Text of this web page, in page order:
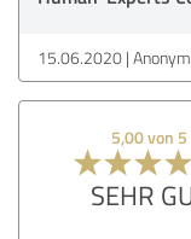
15.06.2020 Anonym
5,00 von 5
SEHR